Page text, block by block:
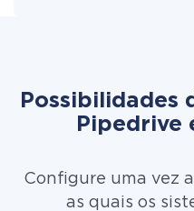
Possibilidades
Pipedrive
Configure uma vez
as quais os